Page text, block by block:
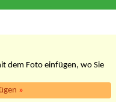
dem Foto einfügen, wo Sie
»